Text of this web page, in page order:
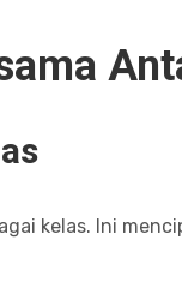
kelas. Ini